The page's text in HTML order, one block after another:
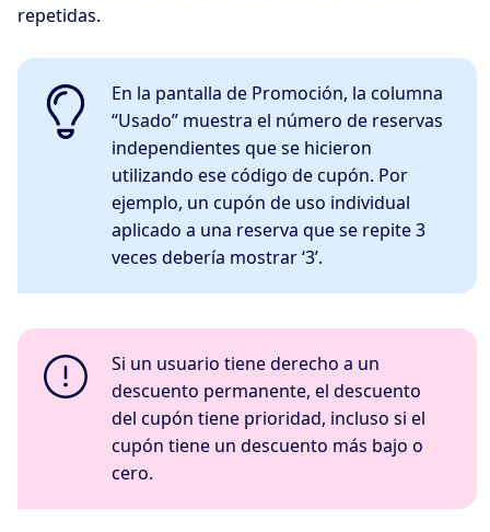
repetidas.
En la pantalla de Promoción, la columna
“Usado” muestra el número de reservas
independientes que se hicieron
utilizando ese código de cupón. Por
ejemplo, un cupón de uso individual
aplicado a una reserva que se repite 3
veces debería mostrar ‘3’.
Si un usuario tiene derecho a un
descuento permanente, el descuento
del cupón tiene prioridad, incluso si el
cupón tiene un descuento más bajo o
cero.